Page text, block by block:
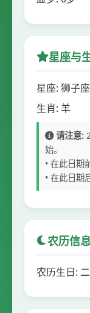
星座与
星座: 狮子座
生肖: 羊
请注意:
始。
• 在此日期
• 在此日期
农历信
农历生日: